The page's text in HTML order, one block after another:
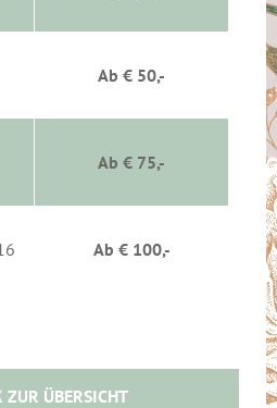
Ab € 50,-
Ab € 75,-
Ab € 100,-
ZUR ÜBERSICHT